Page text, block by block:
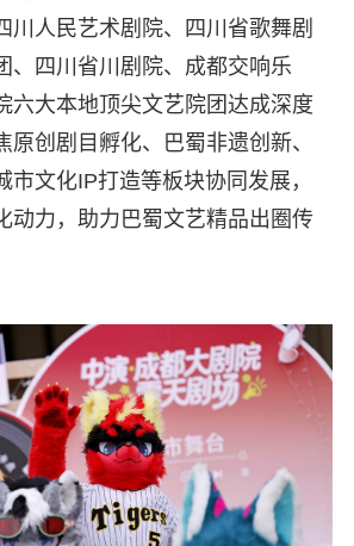
川人民艺术剧院、四川省歌舞剧
、四川省川剧院、成都交响乐
六大本地顶尖文艺院团达成深度
原创剧目孵化、巴蜀非遗创新、
市文化IP打造等板块协同发展，
动力，助力巴蜀文艺精品出圈传